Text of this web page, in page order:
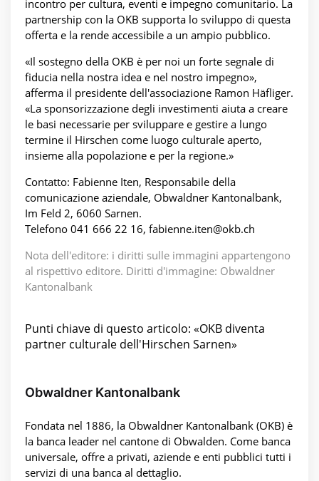
incontro per cultura, eventi e impegno comunitario. La
partnership con la OKB supporta lo sviluppo di questa
offerta e la rende accessibile a un ampio pubblico.
«Il sostegno della OKB è per noi un forte segnale di
fiducia nella nostra idea e nel nostro impegno»,
afferma il presidente dell'associazione Ramon Häfliger.
«La sponsorizzazione degli investimenti aiuta a creare
le basi necessarie per sviluppare e gestire a lungo
termine il Hirschen come luogo culturale aperto,
insieme alla popolazione e per la regione.»
Contatto: Fabienne Iten, Responsabile della
comunicazione aziendale, Obwaldner Kantonalbank,
Im Feld 2, 6060 Sarnen.
Telefono 041 666 22 16, fabienne.iten@okb.ch
Nota dell'editore: i diritti sulle immagini appartengono
al rispettivo editore. Diritti d'immagine: Obwaldner
Kantonalbank
Punti chiave di questo articolo: «OKB diventa
partner culturale dell'Hirschen Sarnen»
Obwaldner Kantonalbank
Fondata nel 1886, la Obwaldner Kantonalbank (OKB) è
la banca leader nel cantone di Obwalden. Come banca
universale, offre a privati, aziende e enti pubblici tutti i
servizi di una banca al dettaglio.